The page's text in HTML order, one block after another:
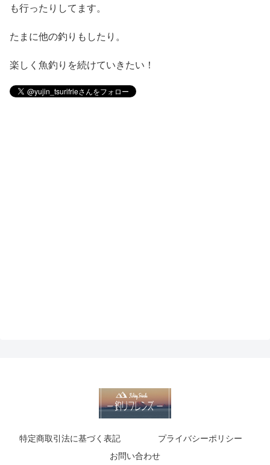
も行ったりしてます。
たまに他の釣りもしたり。
楽しく魚釣りを続けていきたい！
特定商取引法に基づく表記
プライバシーポリシー
お問い合わせ